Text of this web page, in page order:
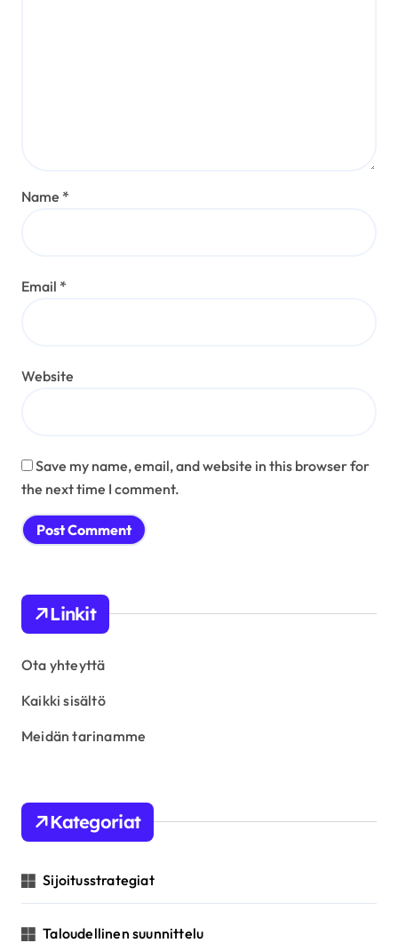
Name *
Email *
Website
Save my name, email, and website in this browser for
the next time I comment.
Linkit
Ota yhteyttä
Kaikki sisältö
Meidän tarinamme
Kategoriat
Sijoitusstrategiat
Taloudellinen suunnittelu